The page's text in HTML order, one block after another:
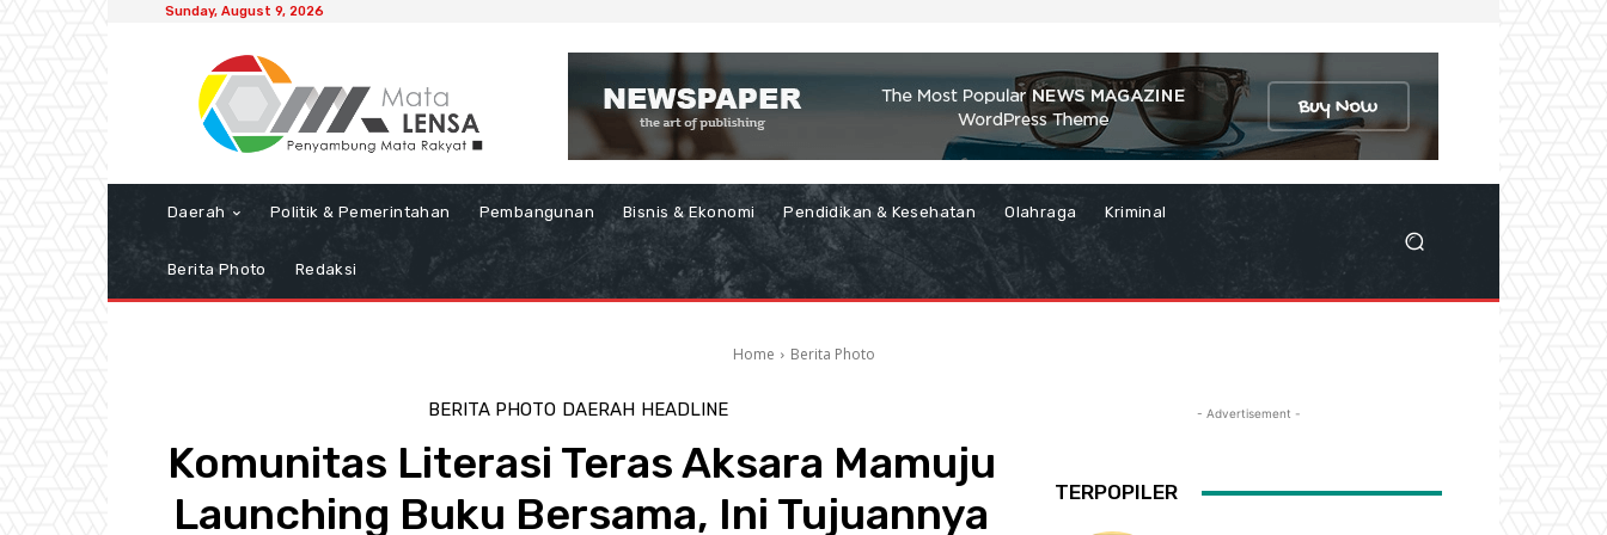
Sunday, August 9, 2026
Daerah Politik & Pemerintahan Pembangunan Bisnis & Ekonomi Pendidikan & Kesehatan Olahraga Kriminal
Berita Photo Redaksi
Home Berita Photo
BERITA PHOTO DAERAH HEADLINE
Komunitas Literasi Teras Aksara Mamuju
Launching Buku Bersama, Ini Tujuannya
- Advertisement -
TERPOPILER